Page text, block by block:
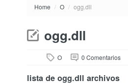
Home / O / ogg.dll
ogg.dll
O 0 Comentarios
lista de ogg.dll archivos